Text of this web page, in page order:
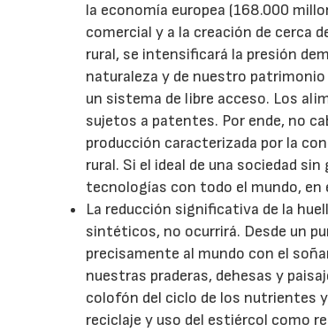
la economía europea (168.000
comercial y a la creación de cerca
rural, se intensificará la presión
naturaleza y de nuestro
un sistema de libre acceso. Los
sujetos a patentes. Por ende, no
producción caracterizada por la
rural. Si el ideal de una sociedad
tecnologías con todo el mundo, en
La reducción significativa de la
sintéticos, no ocurrirá. Desde un
precisamente al mundo con el
nuestras praderas, dehesas y
colofón del ciclo de los nutrientes
reciclaje y uso del estiércol como